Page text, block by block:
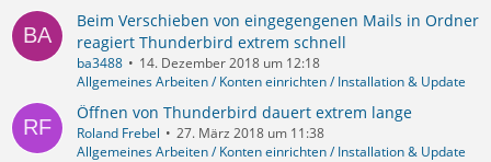
Beim Verschieben von eingegengenen Mails in Ordner
reagiert Thunderbird extrem schnell
ba3488
14. Dezember 2018 um 12:18
Allgemeines Arbeiten / Konten einrichten / Installation & Update
Öffnen von Thunderbird dauert extrem lange
Roland Frebel
27. März 2018 um 11:38
Allgemeines Arbeiten / Konten einrichten / Installation & Update